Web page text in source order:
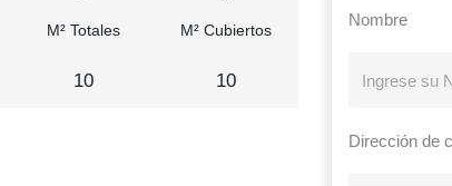
M² Totales
10
M² Cubiertos
10
Nombre
Dirección de